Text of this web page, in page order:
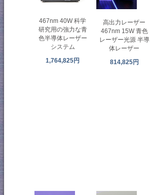
467nm 40W 科学
研究用の強力な青
色半導体レーザー
システム
1,764,825円
高出力レーザー
467nm 15W 青色
レーザー光源 半導
体レーザー
814,825円